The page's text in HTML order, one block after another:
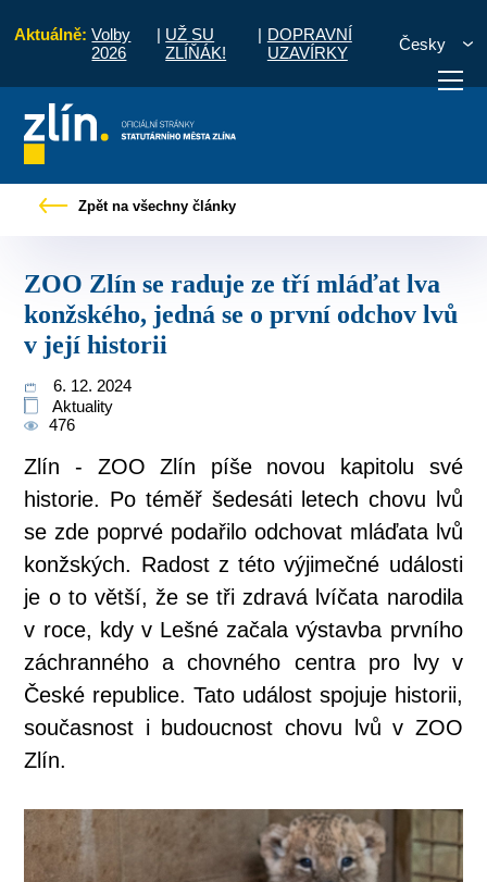
Aktuálně: Volby
2026
| UŽ SU
ZLÍŇÁK!
| DOPRAVNÍ
UZAVÍRKY
Česky
vyřídit Potřebuji zaplatit
Zpět na všechny články
ZOO Zlín se raduje ze tří mláďat lva
konžského, jedná se o první odchov lvů
v její historii
6. 12. 2024
Aktuality
476
Zlín - ZOO Zlín píše novou kapitolu své
historie. Po téměř šedesáti letech chovu lvů
se zde poprvé podařilo odchovat mláďata lvů
konžských. Radost z této výjimečné události
je o to větší, že se tři zdravá lvíčata narodila
v roce, kdy v Lešné začala výstavba prvního
záchranného a chovného centra pro lvy v
České republice. Tato událost spojuje historii,
současnost i budoucnost chovu lvů v ZOO
Zlín.